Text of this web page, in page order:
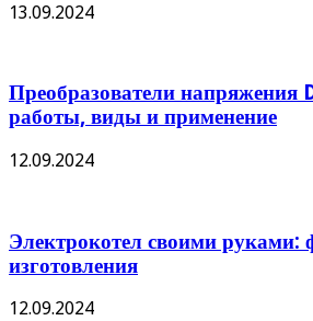
13.09.2024
Преобразователи напряжения
работы, виды и применение
12.09.2024
Электрокотел своими руками:
изготовления
12.09.2024